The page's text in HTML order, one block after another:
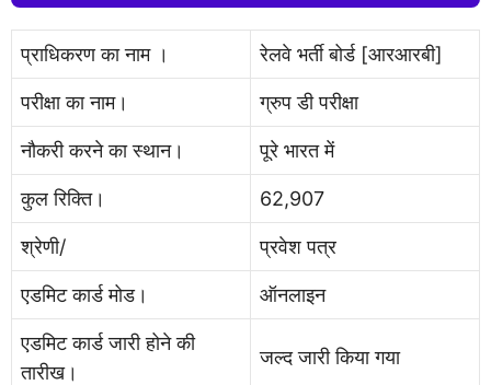
प्राधिकरण का नाम । रेलवे भर्ती बोर्ड [आरआरबी]
परीक्षा का नाम। ग्रुप डी परीक्षा
नौकरी करने का स्थान। पूरे भारत में
कुल रिक्ति। 62,907
श्रेणी/ प्रवेश पत्र
एडमिट कार्ड मोड। ऑनलाइन
एडमिट कार्ड जारी होने की
तारीख।
जल्द जारी किया गया